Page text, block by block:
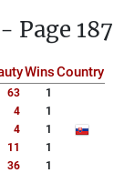
Page 187
WinsCountry
63
1
4
1
4
1
11
1
36
1